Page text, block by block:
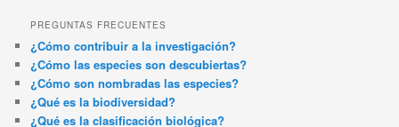
PREGUNTAS FRECUENTES
¿Cómo contribuir a la investigación?
¿Cómo las especies son descubiertas?
¿Cómo son nombradas las especies?
¿Qué es la biodiversidad?
¿Qué es la clasificación biológica?